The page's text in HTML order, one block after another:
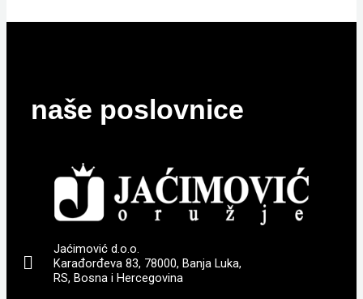
naše poslovnice
Jaćimović d.o.o.
Karađorđeva 83, 78000, Banja Luka,
RS, Bosna i Hercegovina